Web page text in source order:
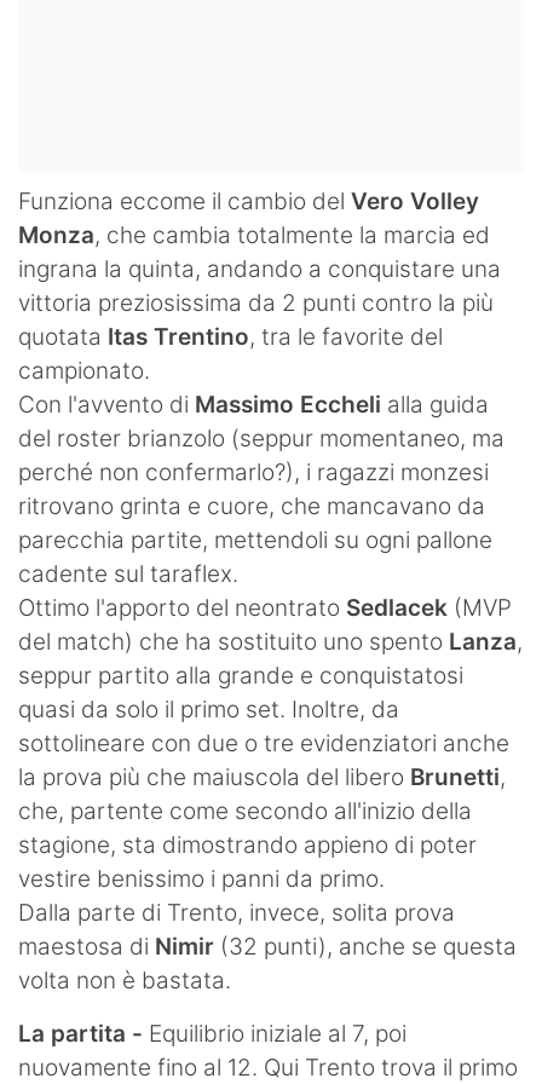
Funziona eccome il cambio del Vero Volley
Monza, che cambia totalmente la marcia ed
ingrana la quinta, andando a conquistare una
vittoria preziosissima da 2 punti contro la più
quotata Itas Trentino, tra le favorite del
campionato.
Con l'avvento di Massimo Eccheli alla guida
del roster brianzolo (seppur momentaneo, ma
perché non confermarlo?), i ragazzi monzesi
ritrovano grinta e cuore, che mancavano da
parecchia partite, mettendoli su ogni pallone
cadente sul taraflex.
Ottimo l'apporto del neontrato Sedlacek (MVP
del match) che ha sostituito uno spento Lanza,
seppur partito alla grande e conquistatosi
quasi da solo il primo set. Inoltre, da
sottolineare con due o tre evidenziatori anche
la prova più che maiuscola del libero Brunetti,
che, partente come secondo all'inizio della
stagione, sta dimostrando appieno di poter
vestire benissimo i panni da primo.
Dalla parte di Trento, invece, solita prova
maestosa di Nimir (32 punti), anche se questa
volta non è bastata.
La partita - Equilibrio iniziale al 7, poi
nuovamente fino al 12. Qui Trento trova il primo